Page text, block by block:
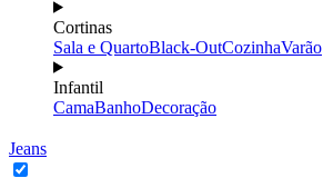
Cortinas
Sala e QuartoBlack-OutCozinhaVarão
Infantil
CamaBanhoDecoração
Jeans